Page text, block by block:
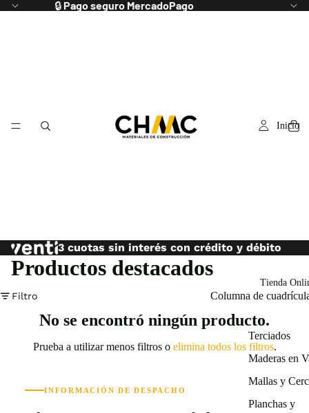
🔒Pago seguro MercadoPago
Inicio
Tienda
Terciados
Maderas en
Mallas y
Planchas y
3 cuotas sin interés con crédito y débito
Productos destacados
Filtro Columna de
No se encontró ningún producto.
Prueba a utilizar menos filtros o elimina todos los filtros.
INFORMACIÓN DE DESPACHO